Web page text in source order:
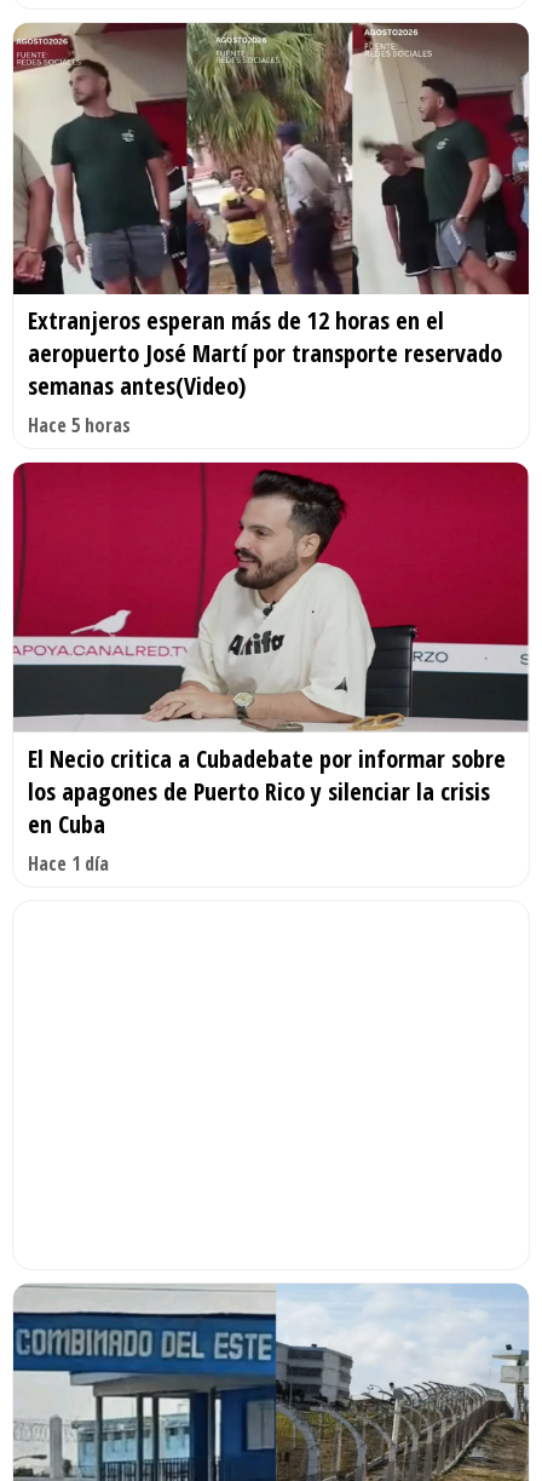
Extranjeros esperan más de 12 horas en el
aeropuerto José Martí por transporte reservado
semanas antes(Video)
Hace 5 horas
El Necio critica a Cubadebate por informar sobre
los apagones de Puerto Rico y silenciar la crisis
en Cuba
Hace 1 día